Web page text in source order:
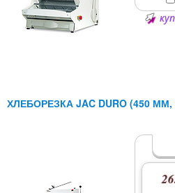
ХЛЕБОРЕЗКА JAC DURO (450